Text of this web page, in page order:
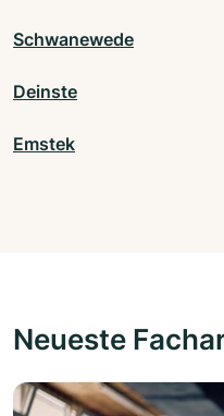
Schwanewede
Deinste
Emstek
Neueste